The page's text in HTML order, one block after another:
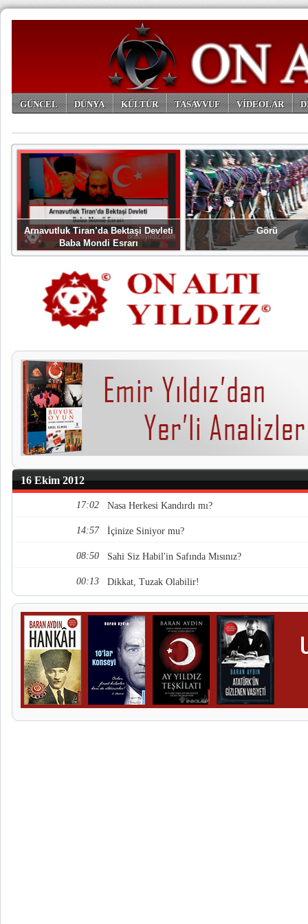
GÜNCEL DÜNYA KÜLTÜR TASAVVUF VİDEOLAR
Arnavutluk Tiran’da Bektaşi Devleti
Baba Mondi Esrarı
Görü
16 Ekim 2012
17:02 Nasa Herkesi Kandırdı mı?
14:57 İçinize Siniyor mu?
08:50 Sahi Siz Habil'in Safında Mısınız?
00:13 Dikkat, Tuzak Olabilir!